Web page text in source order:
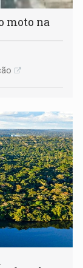
moto na